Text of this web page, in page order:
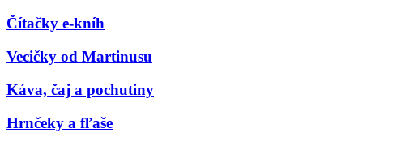
Čítačky e-kníh
Vecičky od Martinusu
Káva, čaj a pochutiny
Hrnčeky a fľaše